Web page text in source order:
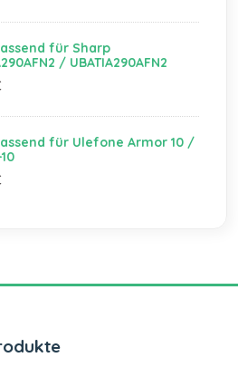
für Sharp
/ UBATIA290AFN2
für Ulefone Armor 10 /